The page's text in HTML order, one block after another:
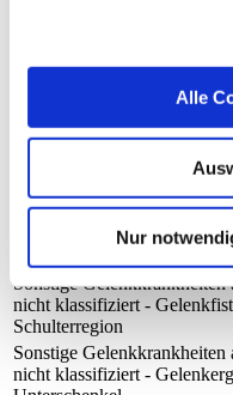
Alle
Nur
Schulterregion
Sonstige näher bezeichnete
Gelenkschädigungen -
Luxation und Subluxation
Sonstige näher bezeichnete
Gelenkschädigungen -
Luxation und Subluxation
Sonstige Gelenkkrankheiten
nicht klassifiziert -
Schulterregion
Sonstige Gelenkkrankheiten
nicht klassifiziert -